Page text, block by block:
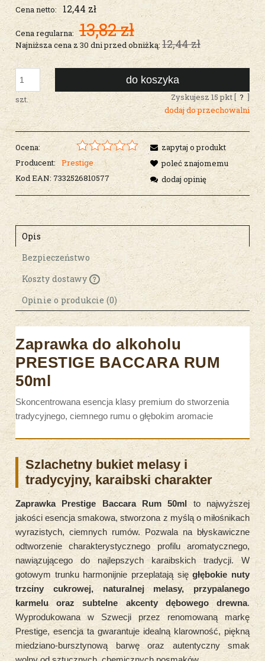
Cena netto: 12,44 zł
Cena regularna: 13,82 zł
Najniższa cena z 30 dni przed obniżką: 12,44 zł
szt.
do koszyka
Zyskujesz 15pkt [ ? ]
dodaj do przechowalni
Ocena:
Producent:
Prestige
Kod EAN: 7332526810577
zapytaj o produkt
poleć znajomemu
dodaj opinię
Opis
Bezpieczeństwo
Koszty dostawy
Cena nie zawiera ewentualnych kosztów
płatności
Opinie o produkcie (0)
Zaprawka do alkoholu
PRESTIGE BACCARA RUM
50ml
Skoncentrowana esencja klasy premium do stworzenia
tradycyjnego, ciemnego rumu o głębokim aromacie
Szlachetny bukiet melasy i
tradycyjny, karaibski charakter
Zaprawka Prestige Baccara Rum 50ml to najwyższej
jakości esencja smakowa, stworzona z myślą o miłośnikach
wyrazistych, ciemnych rumów. Pozwala na błyskawiczne
odtworzenie charakterystycznego profilu aromatycznego,
nawiązującego do najlepszych karaibskich tradycji. W
gotowym trunku harmonijnie przeplatają sięgłębokie nuty
trzciny cukrowej, naturalnej melasy, przypalanego
karmelu oraz subtelne akcenty dębowego drewna.
Wyprodukowana w Szwecji przez renomowaną markę
Prestige, esencja ta gwarantuje idealną klarowność, piękną
miedziano-bursztynową barwę oraz autentyczny smak